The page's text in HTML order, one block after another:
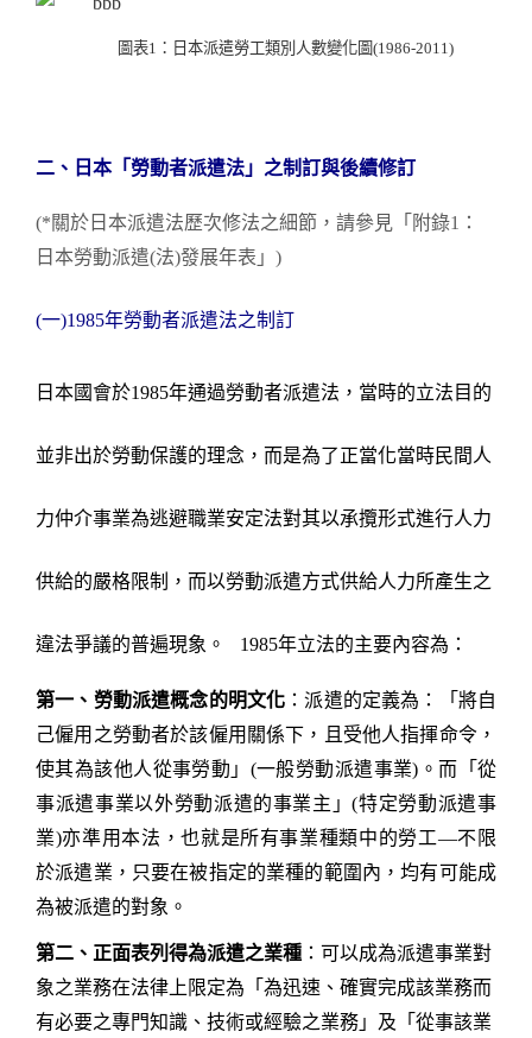
圖表1 ：日本派遣勞工類別人數變化圖(1986-2011)
二、日本「勞動者派遣法」之制訂與後續修訂
(*關於日本派遣法歷次修法之細節，請參見「附錄1 ：
日本勞動派遣(法)發展年表」 )
(一)1985年勞動者派遣法之制訂
日本國會於1985年通過勞動者派遣法，當時的立法目的
並非出於勞動保護的理念，而是為了正當化當時民間人
力仲介事業為逃避職業安定法對其以承攬形式進行人力
供給的嚴格限制，而以勞動派遣方式供給人力所產生之
違法爭議的普遍現象 。 1985年立法的主要內容為：
第一、勞動派遣概念的明文化 ：派遣的定義為：「將自
己僱用之勞動者於該僱用關係下，且受他人指揮命令，
使其為該他人從事勞動」 (一般勞動派遣事業) 。而「從
事派遣事業以外勞動派遣的事業主」(特定勞動派遣事
業)亦準用本法，也就是所有事業種類中的勞工—不限
於派遣業，只要在被指定的業種的範圍內，均有可能成
為被派遣的對象。
第二、正面表列得為派遣之業種 ：可以成為派遣事業對
象之業務在法律上限定為「為迅速、確實完成該業務而
有必要之專門知識、技術或經驗之業務」及「從事該業